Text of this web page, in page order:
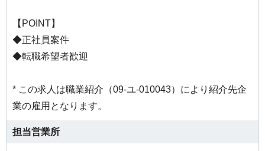
【POINT】
◆正社員案件
◆転職希望者歓迎
* この求人は職業紹介（09-ユ-010043）により紹介先企
業の雇用となります。
担当営業所